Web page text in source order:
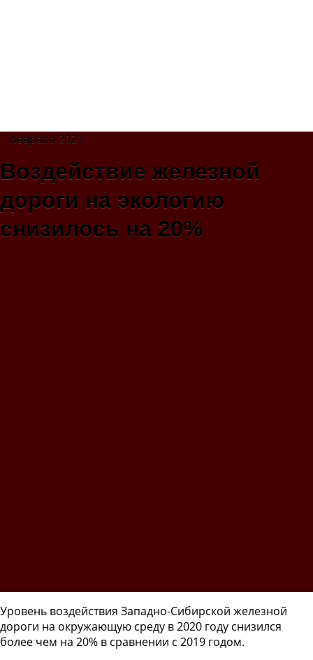
1 февраля 2021
Воздействие железной
дороги на экологию
снизилось на 20%
Уровень воздействия Западно-Сибирской железной
дороги на окружающую среду в 2020 году снизился
более чем на 20% в сравнении с 2019 годом.